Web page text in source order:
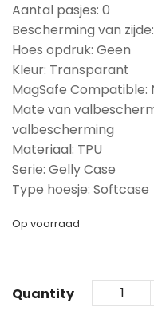
Aantal pasjes: 0
Bescherming van
Hoes opdruk: Geen
Kleur: Transparant
MagSafe Compatible:
Mate van
valbescherming
Materiaal: TPU
Serie: Gelly Case
Type hoesje: Softcase
Op voorraad
Quantity